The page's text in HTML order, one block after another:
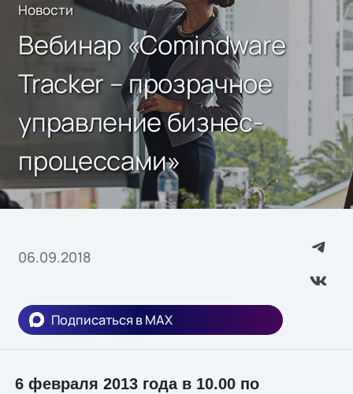
Новости
Вебинар «Comindware
Tracker – прозрачное
управление бизнес-
процессами»
06.09.2018
Подписаться в MAX
6 февраля 2013 года в 10.00 по